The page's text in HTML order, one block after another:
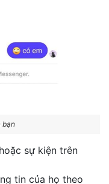
bạn
sự kiện trên
tin của họ theo